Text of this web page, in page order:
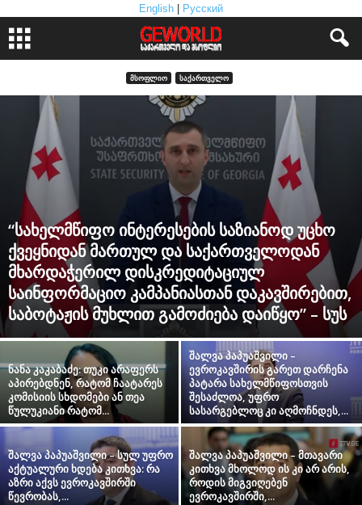
English Русский
ᲛᲡᲝᲤᲚᲘᲝ ᲡᲐᲥᲐᲠᲗᲕᲔᲚᲝ
“სახელმწიფო ინტერესების საზიანოდ უცხო
ქვეყნიდან მართულ და საქართველოდან
მხარდაჭერილ დისკრედიტაციულ
საინფორმაციო კამპანიასთან დაკავშირებით,
საბოტაჟის მუხლით გამოძიება დაიწყო” – სუს
ნანა კაკაბაძე: თუკი არაფერს
აპირებდნენ, რატომ ჩაატარეს
კომისიის სხდომები ან თეა
წულუკიანი რატომ...
შალვა პაპუაშვილი –
ევროკავშირის გარეთ დარჩენა
პატარა სახელმწიფოსთვის
შესაძლოა, უფრო
სასარგებლოც კი აღმოჩნდეს,...
შალვა პაპუაშვილი – სულ უფრო
აქტუალური ხდება კითხვა: რა
აზრი აქვს ევროკავშირში
წევრობას,...
შალვა პაპუაშვილი – მთავარი
კითხვა მხოლოდ ის კი არ არის,
როდის მიგვიღებენ
ევროკავშირში,...